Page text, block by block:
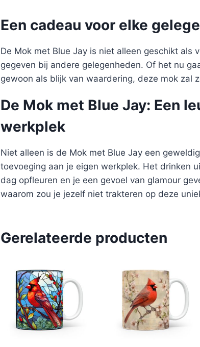
Een cadeau voor elke
De Mok met Blue Jay is niet alleen geschikt als
gegeven bij andere gelegenheden. Of het nu
gewoon als blijk van waardering, deze mok zal
De Mok met Blue Jay: Een
werkplek
Niet alleen is de Mok met Blue Jay een
toevoeging aan je eigen werkplek. Het drinken
dag opfleuren en je een gevoel van glamour
waarom zou je jezelf niet trakteren op deze
Gerelateerde producten